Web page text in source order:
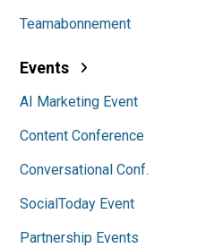
Teamabonnement
Events
AI Marketing Event
Content Conference
Conversational Conf.
SocialToday Event
Partnership Events